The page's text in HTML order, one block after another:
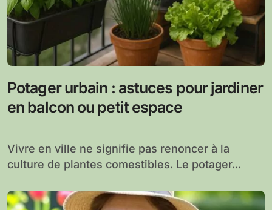
Potager urbain : astuces pour jardiner
en balcon ou petit espace
Vivre en ville ne signifie pas renoncer à la
culture de plantes comestibles. Le potager...